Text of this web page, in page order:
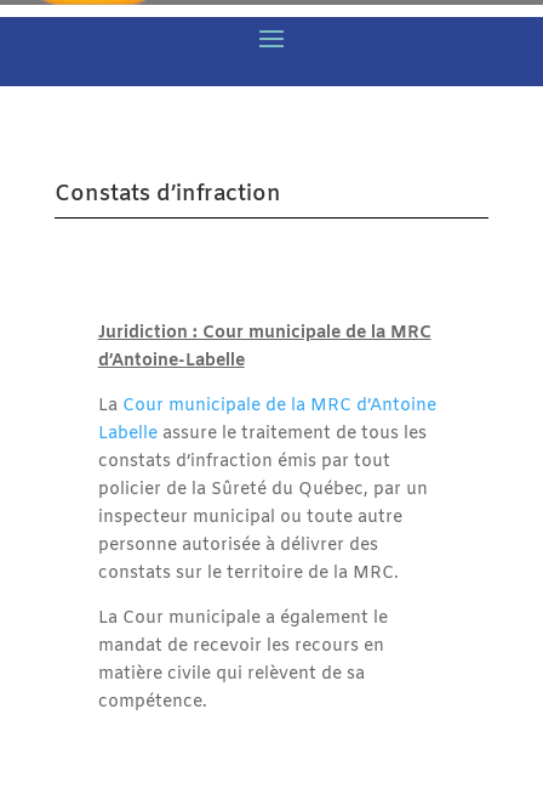
Constats d’infraction
Juridiction : Cour municipale de la MRC
d’Antoine-Labelle
La Cour municipale de la MRC d’Antoine
Labelleassure le traitement de tous les
constats d’infraction émis par tout
policier de la Sûreté du Québec, par un
inspecteur municipal ou toute autre
personne autorisée à délivrer des
constats sur le territoire de la MRC.
La Cour municipale a également le
mandat de recevoir les recours en
matière civile qui relèvent de sa
compétence.